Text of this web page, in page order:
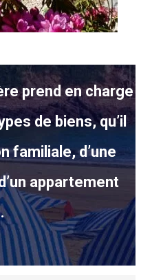
prend en charge
de biens, qu’il
familiale, d’une
appartement